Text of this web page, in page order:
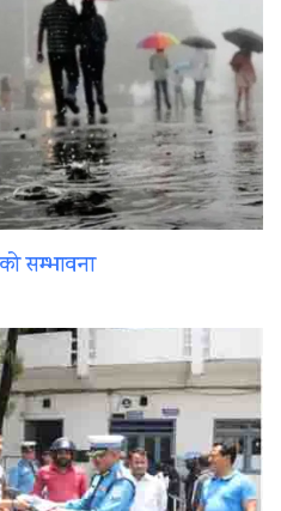
सम्भावना